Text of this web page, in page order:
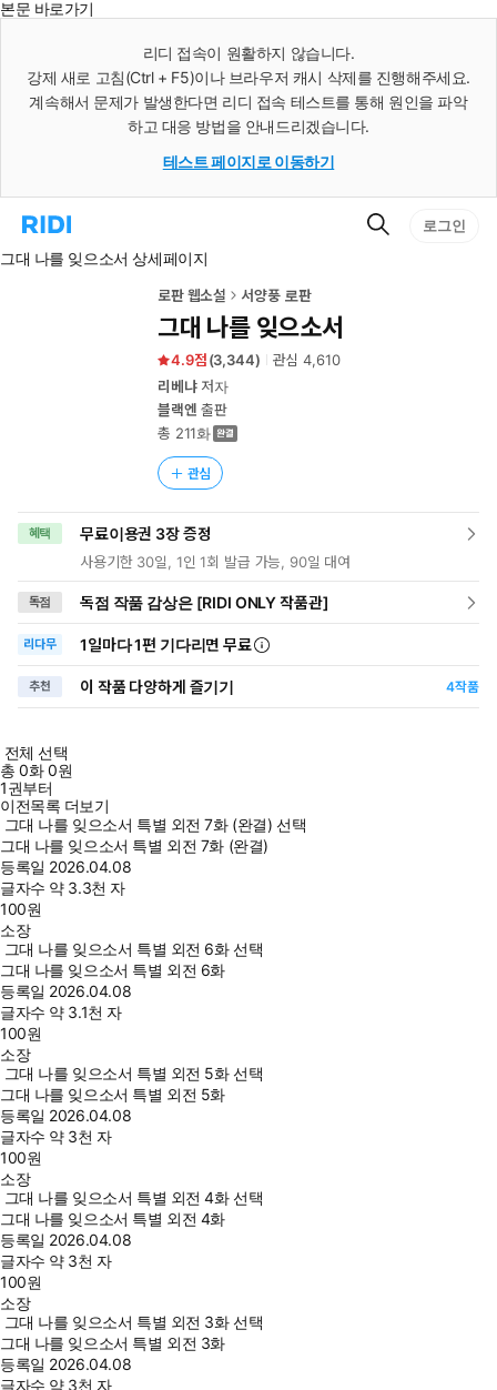
본문 바로가기
리디 접속이 원활하지 않습니다.
강제 새로 고침(Ctrl + F5)이나 브라우저 캐시 삭제를 진행해주세요.
계속해서 문제가 발생한다면 리디 접속 테스트를 통해 원인을 파악
하고 대응 방법을 안내드리겠습니다.
테스트 페이지로 이동하기
리
홈
검
로그인
그대 나를 잊으소서 상세페이지
로판 웹소설 서양풍 로판
그대 나를 잊으소서
4.9 (3,344) 관심4,610
리베냐저자
블랙엔 출판
총 211화
관심
혜택 무료이용권 3장 증정
사용기한 30일, 1인 1회 발급 가능, 90일 대여
독점 독점 작품 감상은 [RIDI ONLY 작품관]
리다무 1일마다1편 기다리면 무료
추천 이 작품 다양하게 즐기기 4작품
전체 선택
총0화0원
1권부터
이전목록 더보기
그대 나를 잊으소서 특별 외전 7화 (완결) 선택
그대 나를 잊으소서 특별 외전 7화 (완결)
등록일 2026.04.08
글자수 약 3.3천 자
100원
소장
그대 나를 잊으소서 특별 외전 6화 선택
그대 나를 잊으소서 특별 외전 6화
등록일 2026.04.08
글자수 약 3.1천 자
100원
소장
그대 나를 잊으소서 특별 외전 5화 선택
그대 나를 잊으소서 특별 외전 5화
등록일 2026.04.08
글자수 약 3천 자
100원
소장
그대 나를 잊으소서 특별 외전 4화 선택
그대 나를 잊으소서 특별 외전 4화
등록일 2026.04.08
글자수 약 3천 자
100원
소장
그대 나를 잊으소서 특별 외전 3화 선택
그대 나를 잊으소서 특별 외전 3화
등록일 2026.04.08
글자수 약 3천 자